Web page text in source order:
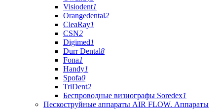
Visiodent1
Orangedental2
CleaRay1
CSN2
Digimed1
Durr Dental8
Fona1
Handy1
Spofa0
TriDent2
Беспроводные визиографы Soredex1
Пескоструйные аппараты AIR FLOW. Аппараты